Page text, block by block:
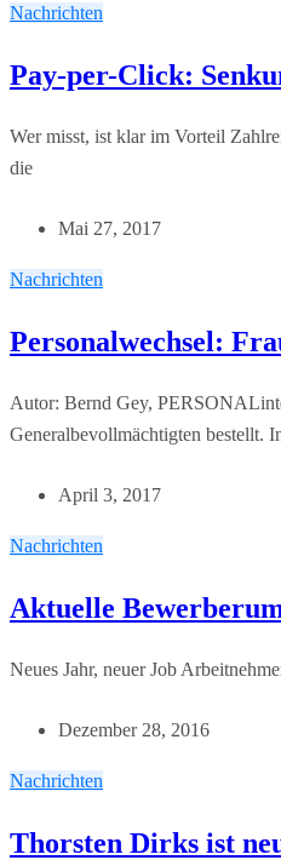
Nachrichten
Pay-per-Click:
Wer misst, ist klar im Vorteil
die
Mai 27, 2017
Nachrichten
Personalwechsel:
Autor: Bernd Gey,
Generalbevollmächtigten bestellt.
April 3, 2017
Nachrichten
Aktuelle
Neues Jahr, neuer Job
Dezember 28, 2016
Nachrichten
Thorsten Dirks ist